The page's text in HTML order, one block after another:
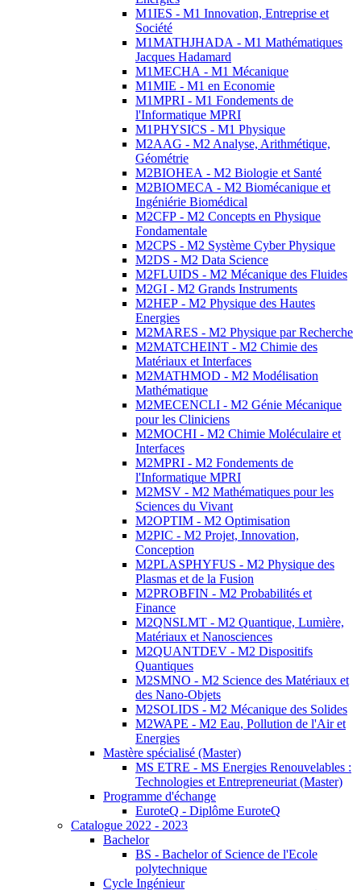
M1IES - M1 Innovation, Entreprise et
Société
M1MATHJHADA - M1 Mathématiques
Jacques Hadamard
M1MECHA - M1 Mécanique
M1MIE - M1 en Economie
M1MPRI - M1 Fondements de
l'Informatique MPRI
M1PHYSICS - M1 Physique
M2AAG - M2 Analyse, Arithmétique,
Géométrie
M2BIOHEA - M2 Biologie et Santé
M2BIOMECA - M2 Biomécanique et
Ingéniérie Biomédical
M2CFP - M2 Concepts en Physique
Fondamentale
M2CPS - M2 Système Cyber Physique
M2DS - M2 Data Science
M2FLUIDS - M2 Mécanique des Fluides
M2GI - M2 Grands Instruments
M2HEP - M2 Physique des Hautes
Energies
M2MARES - M2 Physique par Recherche
M2MATCHEINT - M2 Chimie des
Matériaux et Interfaces
M2MATHMOD - M2 Modélisation
Mathématique
M2MECENCLI - M2 Génie Mécanique
pour les Cliniciens
M2MOCHI - M2 Chimie Moléculaire et
Interfaces
M2MPRI - M2 Fondements de
l'Informatique MPRI
M2MSV - M2 Mathématiques pour les
Sciences du Vivant
M2OPTIM - M2 Optimisation
M2PIC - M2 Projet, Innovation,
Conception
M2PLASPHYFUS - M2 Physique des
Plasmas et de la Fusion
M2PROBFIN - M2 Probabilités et
Finance
M2QNSLMT - M2 Quantique, Lumière,
Matériaux et Nanosciences
M2QUANTDEV - M2 Dispositifs
Quantiques
M2SMNO - M2 Science des Matériaux et
des Nano-Objets
M2SOLIDS - M2 Mécanique des Solides
M2WAPE - M2 Eau, Pollution de l'Air et
Energies
Mastère spécialisé (Master)
MS ETRE - MS Energies Renouvelables :
Technologies et Entrepreneuriat (Master)
Programme d'échange
EuroteQ - Diplôme EuroteQ
Catalogue 2022 - 2023
Bachelor
BS - Bachelor of Science de l'Ecole
polytechnique
Cycle Ingénieur